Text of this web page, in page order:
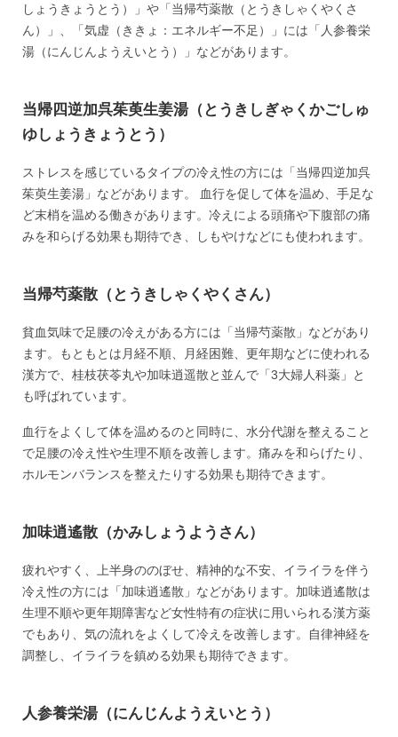
しょうきょうとう）」や「当帰芍薬散（とうきしゃくやくさ
ん）」、「気虚（ききょ：エネルギー不足）」には「人参養栄
湯（にんじんようえいとう）」などがあります。
当帰四逆加呉茱萸生姜湯（とうきしぎゃくかごしゅ
ゆしょうきょうとう）
ストレスを感じているタイプの冷え性の方には「当帰四逆加呉
茱萸生姜湯」などがあります。 血行を促して体を温め、手足な
ど末梢を温める働きがあります。冷えによる頭痛や下腹部の痛
みを和らげる効果も期待でき、しもやけなどにも使われます。
当帰芍薬散（とうきしゃくやくさん）
貧血気味で足腰の冷えがある方には「当帰芍薬散」などがあり
ます。もともとは月経不順、月経困難、更年期などに使われる
漢方で、桂枝茯苓丸や加味逍遥散と並んで「3大婦人科薬」と
も呼ばれています。
血行をよくして体を温めるのと同時に、水分代謝を整えること
で足腰の冷え性や生理不順を改善します。痛みを和らげたり、
ホルモンバランスを整えたりする効果も期待できます。
加味逍遙散（かみしょうようさん）
疲れやすく、上半身ののぼせ、精神的な不安、イライラを伴う
冷え性の方には「加味逍遙散」などがあります。加味逍遙散は
生理不順や更年期障害など女性特有の症状に用いられる漢方薬
でもあり、気の流れをよくして冷えを改善します。自律神経を
調整し、イライラを鎮める効果も期待できます。
人参養栄湯（にんじんようえいとう）